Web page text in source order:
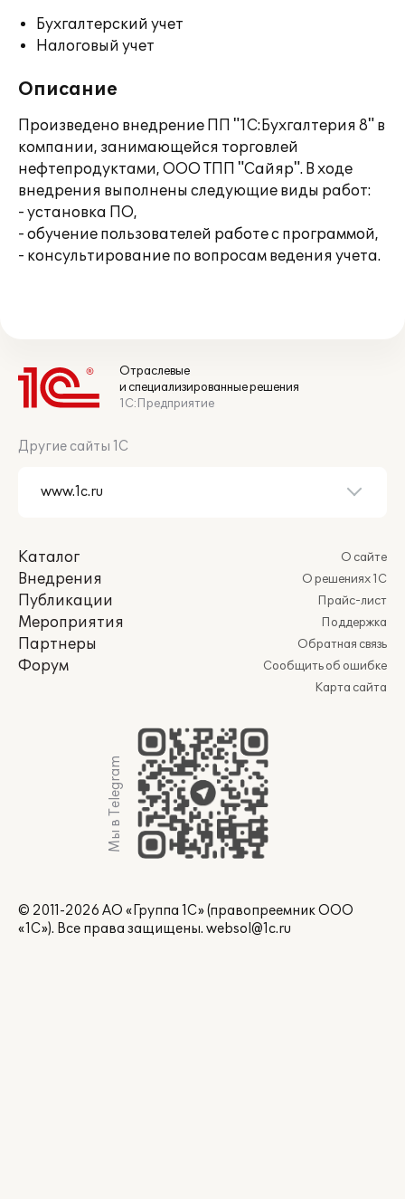
Бухгалтерский учет
Налоговый учет
Описание
Произведено внедрение ПП "1С:Бухгалтерия 8" в
компании, занимающейся торговлей
нефтепродуктами, ООО ТПП "Сайяр". В ходе
внедрения выполнены следующие виды работ:
- установка ПО,
- обучение пользователей работе с программой,
- консультирование по вопросам ведения учета.
Отраслевые
и специализированные решения
1С:Предприятие
Другие сайты 1С
Каталог
Внедрения
Публикации
Мероприятия
Партнеры
Форум
О сайте
О решениях 1С
Прайс-лист
Поддержка
Обратная связь
Сообщить об ошибке
Карта сайта
Мы в Telegram
© 2011-2026 АО «Группа 1С» (правопреемник ООО
«1С»). Все права защищены. websol@1c.ru